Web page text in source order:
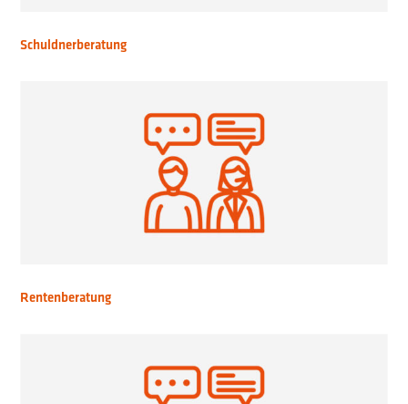
Schuldnerberatung
Rentenberatung